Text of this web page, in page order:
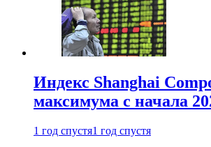
Индекс Shanghai
максимума с начала
1 год спустя1 год спустя